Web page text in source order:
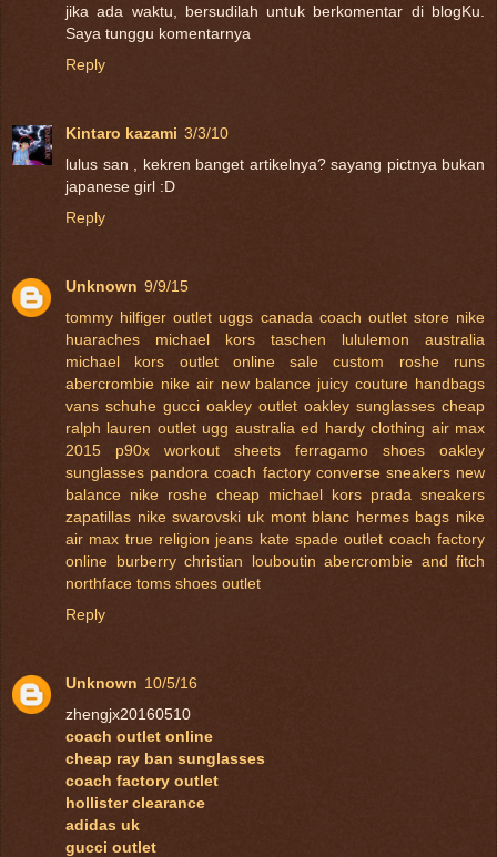
jika ada waktu, bersudilah untuk berkomentar di blogKu.
Saya tunggu komentarnya
Reply
Kintaro kazami 3/3/10
lulus san , kekren banget artikelnya? sayang pictnya bukan
japanese girl :D
Reply
Unknown 9/9/15
tommy hilfiger outlet uggs canada coach outlet store nike
huaraches
michael kors taschen
lululemon australia
michael kors outlet online sale
custom roshe runs
abercrombie nike air new balance juicy couture handbags
vans schuhe gucci oakley outlet oakley sunglasses cheap
ralph lauren outlet ugg australia ed hardy clothing air max
2015
p90x workout sheets ferragamo shoes
oakley
sunglasses pandora coach factory converse sneakers new
balance
nike roshe cheap michael kors prada sneakers
zapatillas nike swarovski uk mont blanc hermes bags nike
air max true religion jeans kate spade outlet coach factory
online
burberry christian louboutin abercrombie and fitch
northface toms shoes outlet
Reply
Unknown 10/5/16
zhengjx20160510
coach outlet online
cheap ray ban sunglasses
coach factory outlet
hollister clearance
adidas uk
gucci outlet